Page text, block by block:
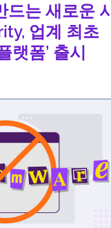
는 새로운 시
업계 최초
랫폼’ 출시